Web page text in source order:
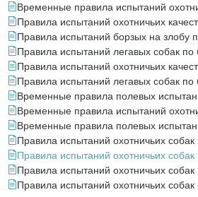
Временные правила испытаний
Правила испытаний охотничьих
Правила испытаний борзых на злобу
Правила испытаний легавых собак по
Правила испытаний охотничьих
Правила испытаний легавых собак
Временные правила полевых
Временные правила испытаний
Временные правила полевых
Правила испытаний охотничьих
Правила испытаний охотничьих
Правила испытаний охотничьих
Правила испытаний охотничьих